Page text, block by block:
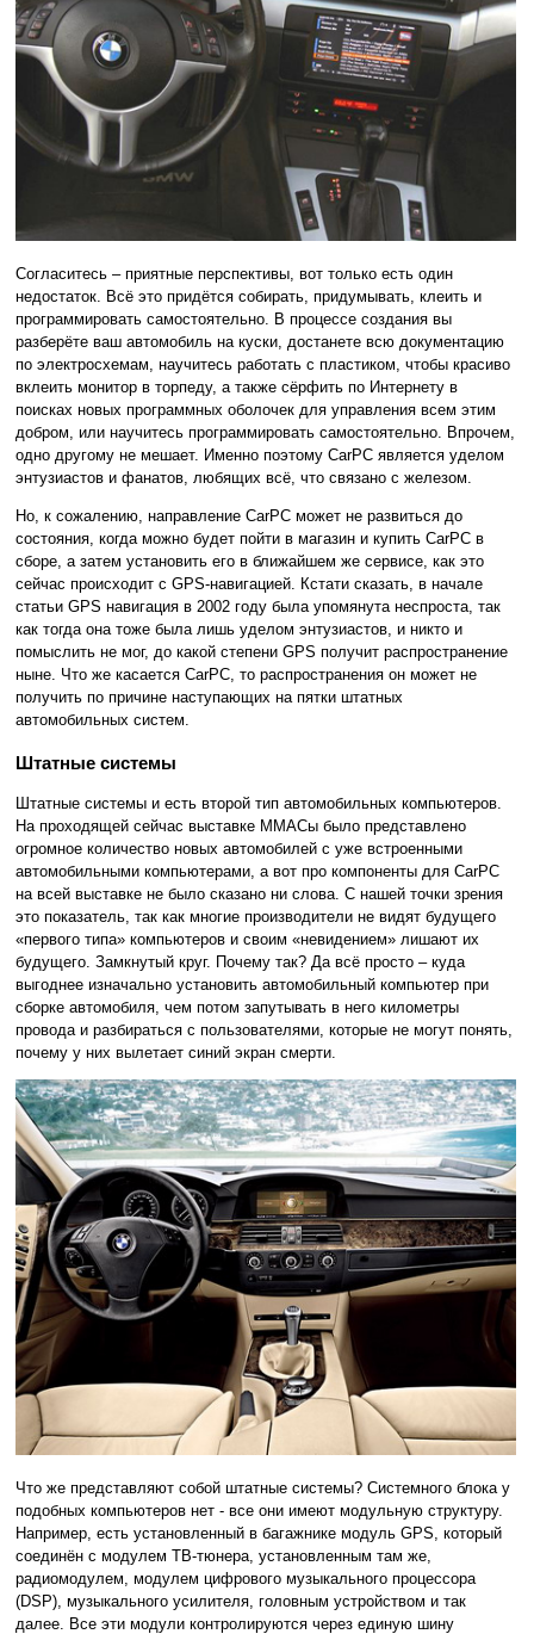
Согласитесь – приятные перспективы, вот только есть один
недостаток. Всё это придётся собирать, придумывать, клеить и
программировать самостоятельно. В процессе создания вы
разберёте ваш автомобиль на куски, достанете всю документацию
по электросхемам, научитесь работать с пластиком, чтобы красиво
вклеить монитор в торпеду, а также сёрфить по Интернету в
поисках новых программных оболочек для управления всем этим
добром, или научитесь программировать самостоятельно. Впрочем,
одно другому не мешает. Именно поэтому CarPC является уделом
энтузиастов и фанатов, любящих всё, что связано с железом.
Но, к сожалению, направление CarPC может не развиться до
состояния, когда можно будет пойти в магазин и купить CarPC в
сборе, а затем установить его в ближайшем же сервисе, как это
сейчас происходит с GPS-навигацией. Кстати сказать, в начале
статьи GPS навигация в 2002 году была упомянута неспроста, так
как тогда она тоже была лишь уделом энтузиастов, и никто и
помыслить не мог, до какой степени GPS получит распространение
ныне. Что же касается CarPC, то распространения он может не
получить по причине наступающих на пятки штатных
автомобильных систем.
Штатные системы
Штатные системы и есть второй тип автомобильных компьютеров.
На проходящей сейчас выставке ММАСы было представлено
огромное количество новых автомобилей с уже встроенными
автомобильными компьютерами, а вот про компоненты для CarPC
на всей выставке не было сказано ни слова. С нашей точки зрения
это показатель, так как многие производители не видят будущего
«первого типа» компьютеров и своим «невидением» лишают их
будущего. Замкнутый круг. Почему так? Да всё просто – куда
выгоднее изначально установить автомобильный компьютер при
сборке автомобиля, чем потом запутывать в него километры
провода и разбираться с пользователями, которые не могут понять,
почему у них вылетает синий экран смерти.
Что же представляют собой штатные системы? Системного блока у
подобных компьютеров нет - все они имеют модульную структуру.
Например, есть установленный в багажнике модуль GPS, который
соединён с модулем ТВ-тюнера, установленным там же,
радиомодулем, модулем цифрового музыкального процессора
(DSP), музыкального усилителя, головным устройством и так
далее. Все эти модули контролируются через единую шину